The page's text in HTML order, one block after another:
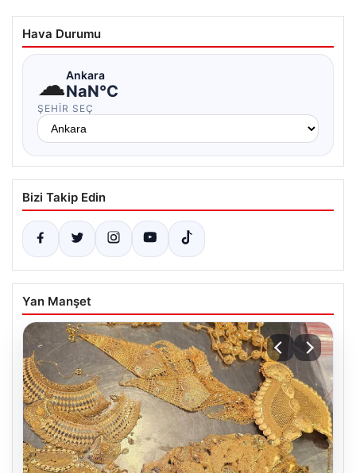
Hava Durumu
☁Ankara
NaN°C
ŞEHIR SEÇ
Bizi Takip Edin
Yan Manşet